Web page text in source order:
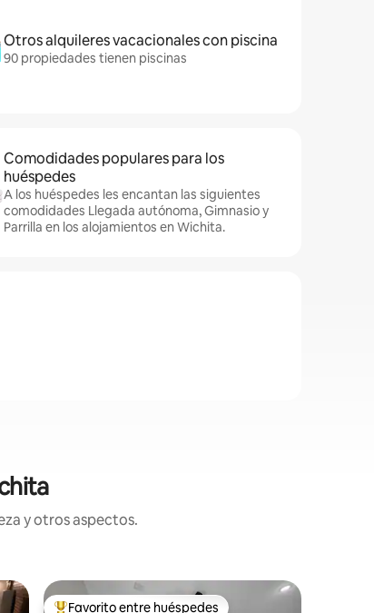
Otros alquileres vacacionales con piscina
90 propiedades tienen piscinas
Comodidades populares para los
huéspedes
A los huéspedes les encantan las siguientes
comodidades Llegada autónoma, Gimnasio y
Parrilla en los alojamientos en Wichita.
y otros aspectos.
Favorito entre huéspedes